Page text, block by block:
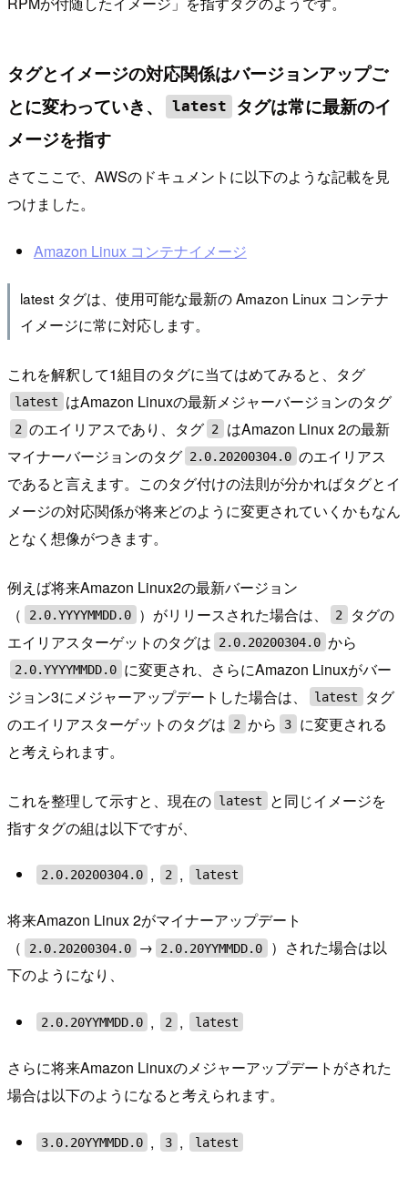
タグとイメージの対応関係はバージョンアップご
とに変わっていき、
latest
タグは常に最新のイ
メージを指す
さてここで、AWSのドキュメントに以下のような記載を見
つけました。
Amazon Linux コンテナイメージ
latest タグは、使用可能な最新の Amazon Linux コンテナ
イメージに常に対応します。
これを解釈して1組目のタグに当てはめてみると、タグ
latest はAmazon Linuxの最新メジャーバージョンのタグ
2 のエイリアスであり、タグ 2
はAmazon Linux 2の最新
マイナーバージョンのタグ 2.0.20200304.0 のエイリアス
であると言えます。このタグ付けの法則が分かればタグとイ
メージの対応関係が将来どのように変更されていくかもなん
となく想像がつきます。
例えば将来Amazon Linux2の最新バージョン
（
2.0.YYYYMMDD.0 ）がリリースされた場合は、 2
タグの
エイリアスターゲットのタグは
2.0.20200304.0 から
2.0.YYYYMMDD.0 に変更され、さらにAmazon Linuxがバー
ジョン3にメジャーアップデートした場合は、
latest
タグ
のエイリアスターゲットのタグは
2 から 3
に変更される
と考えられます。
これを整理して示すと、現在の latest
と同じイメージを
指すタグの組は以下ですが、
2.0.20200304.0 , 2 , latest
将来Amazon Linux 2がマイナーアップデート
（
2.0.20200304.0 → 2.0.20YYMMDD.0
）された場合は以
下のようになり、
2.0.20YYMMDD.0 , 2 , latest
さらに将来Amazon Linuxのメジャーアップデートがされた
場合は以下のようになると考えられます。
3.0.20YYMMDD.0 , 3 , latest